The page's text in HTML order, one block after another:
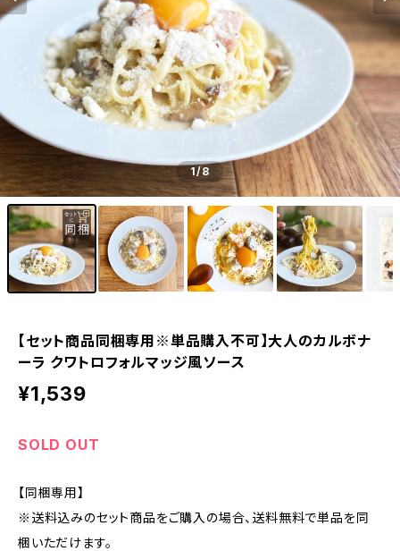
1/8
【セット商品同梱専用※単品購入不可】大人のカルボナ
ーラ クワトロフォルマッジ風ソース
¥1,539
SOLD OUT
【同梱専用】
※送料込みのセット商品をご購入の場合、送料無料で単品を同
梱いただけます。